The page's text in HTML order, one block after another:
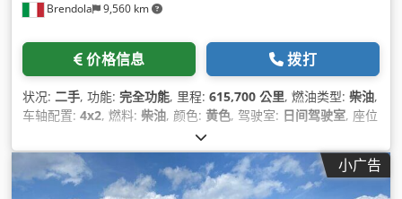
Brendola 9,560 km
价格信息 拨打
状况: 二手, 功能: 完全功能, 里程: 615,700 公里, 燃油类型: 柴油,
车轴配置: 4x2, 燃料: 柴油, 颜色: 黄色, 驾驶室: 日间驾驶室, 座位
起重机
小广告